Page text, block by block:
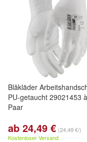
Blåkläder
PU-getaucht 29021453
Paar
ab 24,49 € (24,49 €/)
Kostenloser Versand